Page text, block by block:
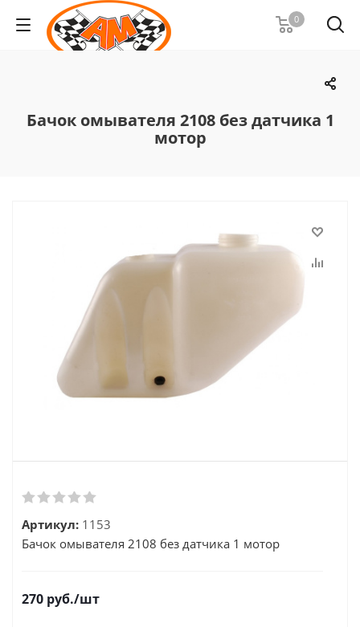
0
Бачок омывателя 2108 без датчика 1
мотор
Артикул: 1153
Бачок омывателя 2108 без датчика 1 мотор
270 руб./шт